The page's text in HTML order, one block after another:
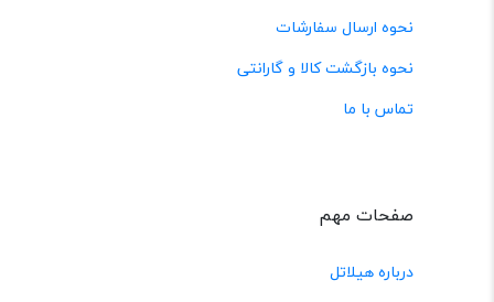
نحوه ارسال سفارشات
نحوه بازگشت کالا و گارانتی
تماس با ما
صفحات مهم
درباره هیلاتل